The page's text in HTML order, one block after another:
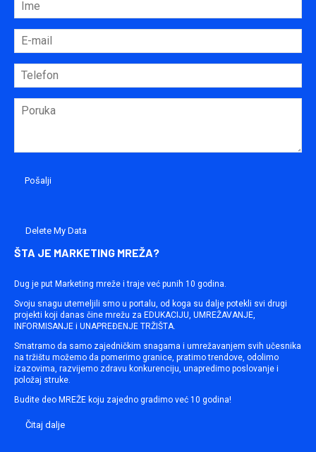
Delete My Data
ŠTA JE MARKETING MREŽA?
Dug je put Marketing mreže i traje već punih 10 godina.
Svoju snagu utemeljili smo u portalu, od koga su dalje potekli svi drugi
projekti koji danas čine mrežu za EDUKACIJU, UMREŽAVANJE,
INFORMISANJE i UNAPREĐENJE TRŽIŠTA.
Smatramo da samo zajedničkim snagama i umrežavanjem svih učesnika
na tržištu možemo da pomerimo granice, pratimo trendove, odolimo
izazovima, razvijemo zdravu konkurenciju, unapredimo poslovanje i
položaj struke.
Budite deo MREŽE koju zajedno gradimo već 10 godina!
Čitaj dalje